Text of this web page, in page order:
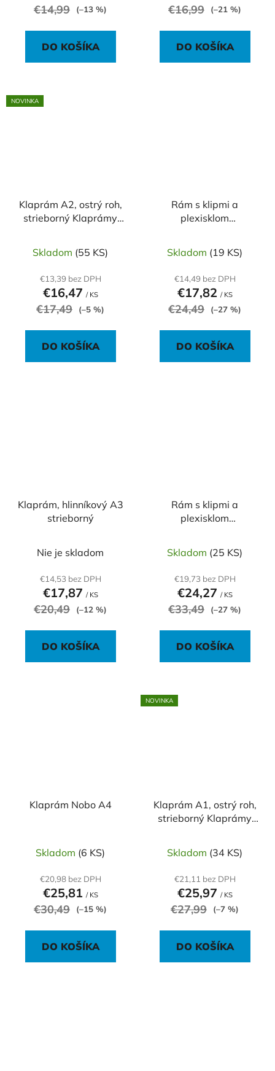
€14,99 (–13 %)
DO KOŠÍKA
€16,99 (–21 %)
DO KOŠÍKA
NOVINKA
Klaprám A2, ostrý roh,
strieborný Klaprámy
Skladom (55 KS)
€13,39 bez DPH
€16,47 / KS
€17,49 (–5 %)
DO KOŠÍKA
Rám s klipmi a
plexisklom
Skladom (19 KS)
€14,49 bez DPH
€17,82 / KS
€24,49 (–27 %)
DO KOŠÍKA
Klaprám, hlinníkový A3
strieborný
Nie je skladom
€14,53 bez DPH
€17,87 / KS
€20,49 (–12 %)
DO KOŠÍKA
Rám s klipmi a
plexisklom
Skladom (25 KS)
€19,73 bez DPH
€24,27 / KS
€33,49 (–27 %)
DO KOŠÍKA
Klaprám Nobo A4
Skladom (6 KS)
€20,98 bez DPH
€25,81 / KS
€30,49 (–15 %)
DO KOŠÍKA
NOVINKA
Klaprám A1, ostrý roh,
strieborný Klaprámy
Skladom (34 KS)
€21,11 bez DPH
€25,97 / KS
€27,99 (–7 %)
DO KOŠÍKA